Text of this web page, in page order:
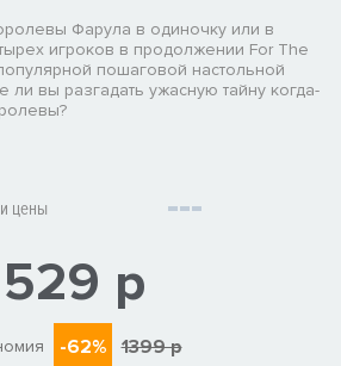
Фарула в одиночку или в
игроков в продолжении For The
пошаговой настольной
ли вы разгадать ужасную тайну когда-
цены
529 р
-62% 1399 р